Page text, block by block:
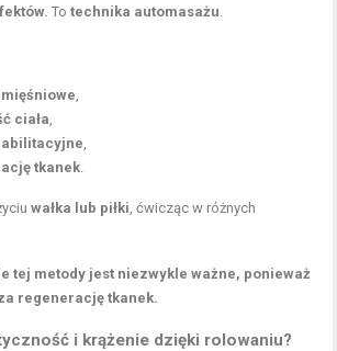
Totechnika automasażu
ciała
tkanek
wałka lub piłki , ćwicząc w różnych
tej metody jest niezwykle ważne, ponieważ
regenerację tkanek.
i krążenie dzięki rolowaniu?